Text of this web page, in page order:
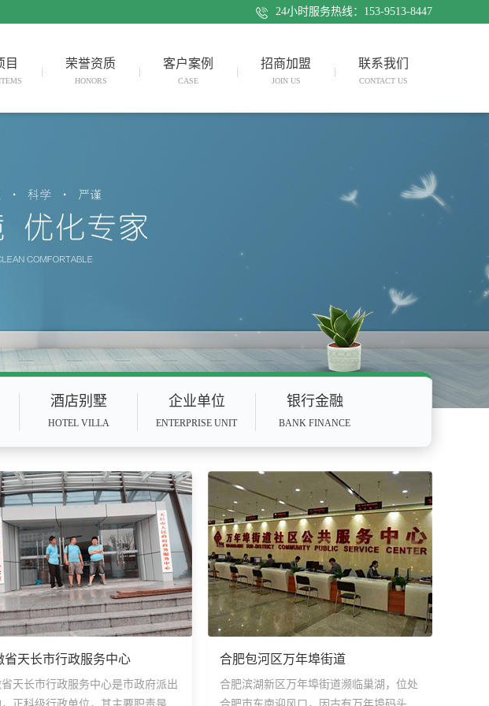
24小时服务热线：153-9513-8447
目 荣誉资质
HONORS
客户案例
CASE
招商加盟
JOIN US
联系我们
CONTACT US
酒店别墅
HOTEL VILLA
企业单位
ENTERPRISE UNIT
银行金融
BANK FINANCE
省天长市行政服务中心
省天长市行政服务中心是市政府派出
合肥包河区万年埠街道
合肥滨湖新区万年埠街道濒临巢湖，位处